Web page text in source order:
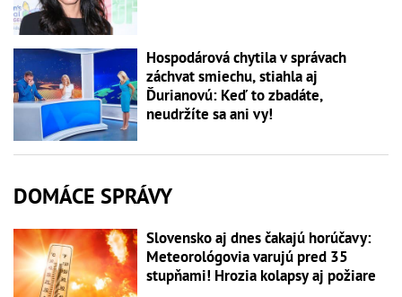
Hospodárová chytila v správach
záchvat smiechu, stiahla aj
Ďurianovú: Keď to zbadáte,
neudržíte sa ani vy!
DOMÁCE SPRÁVY
Slovensko aj dnes čakajú horúčavy:
Meteorológovia varujú pred 35
stupňami! Hrozia kolapsy aj požiare